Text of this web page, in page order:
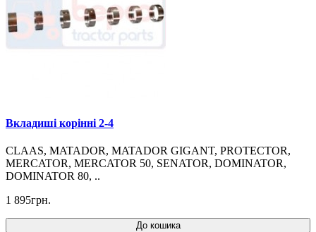
Вкладиші корінні 2-4
CLAAS, MATADOR, MATADOR GIGANT, PROTECTOR,
MERCATOR, MERCATOR 50, SENATOR, DOMINATOR,
DOMINATOR 80, ..
1 895грн.
До кошика